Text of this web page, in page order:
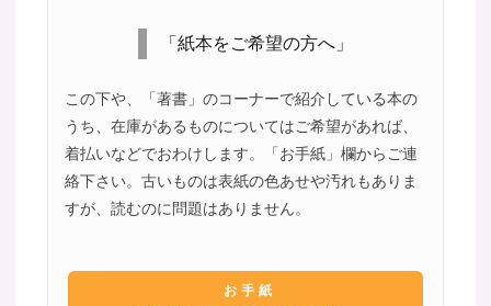
「紙本をご希望の方へ」
この下や、「著書」のコーナーで紹介している本の
うち、在庫があるものについてはご希望があれば、
着払いなどでおわけします。「お手紙」欄からご連
絡下さい。古いものは表紙の色あせや汚れもありま
すが、読むのに問題はありません。
お手紙